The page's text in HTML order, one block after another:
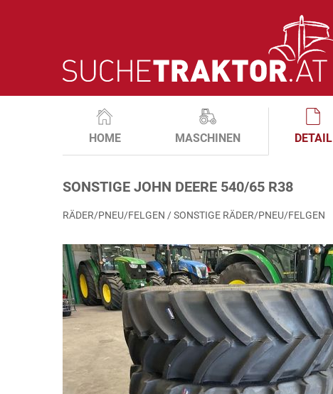
HOME MASCHINEN DETAIL
SONSTIGE JOHN DEERE 540/65 R38
RÄDER/PNEU/FELGEN / SONSTIGE RÄDER/PNEU/FELGEN